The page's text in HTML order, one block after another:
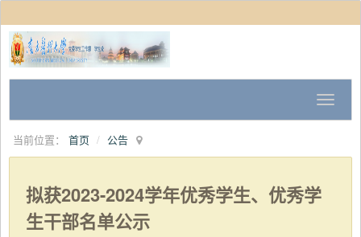
当前位置： 首页 公告
拟获2023-2024学年优秀学生、优秀学
生干部名单公示